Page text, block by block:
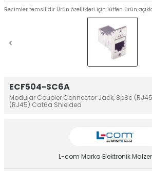
ECF504-SC6A
Modular Coupler Connector Jack, 8p8c
(RJ45) Cat6a Shielded
Resimler temsilidir Ürün özellikleri için lütfen ürün
L-com Marka Elektronik